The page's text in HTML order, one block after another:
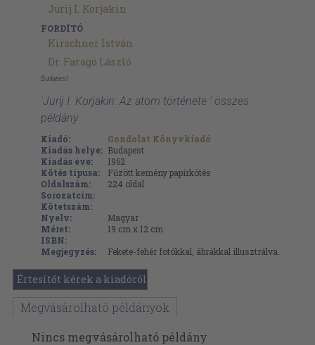
Jurij I. Korjakin
FORDÍTÓ
Kirschner István
Dr. Faragó László
Budapest
'Jurij I. Korjakin: Az atom története ' összes
példány
Kiadó:
Gondolat Könyvkiadó
Kiadás helye: Budapest
Kiadás éve:
1962
Kötés típusa:
Fűzött kemény papírkötés
Oldalszám:
224 oldal
Sorozatcím:
Kötetszám:
Nyelv:
Magyar
Méret:
19 cm x 12 cm
ISBN:
Megjegyzés:
Fekete-fehér fotókkal, ábrákkal illusztrálva.
Értesítőt kérek a kiadóról
Megvásárolható példányok
Nincs megvásárolható példány